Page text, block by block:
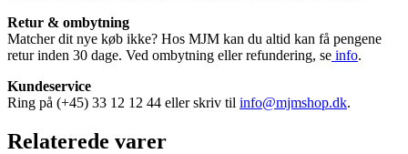
Retur & ombytning
Matcher dit nye køb ikke? Hos MJM kan du altid kan få pengene
retur inden 30 dage. Ved ombytning eller refundering, se info.
Kundeservice
Ring på (+45) 33 12 12 44 eller skriv til info@mjmshop.dk.
Relaterede varer